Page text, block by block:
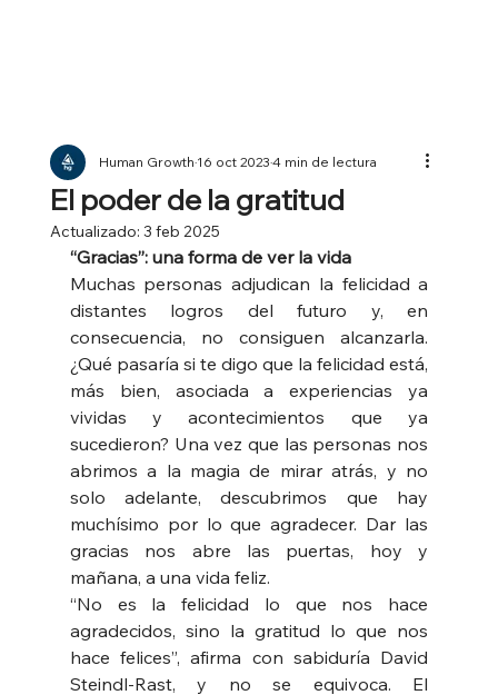
El poder de la gratitud
Human Growth16 oct 20234 min de lectura
Actualizado: 3 feb 2025
“Gracias”: una forma de ver la vida
Muchas personas adjudican la felicidad a
distantes logros del futuro y, en
consecuencia, no consiguen alcanzarla.
¿Qué pasaría si te digo que la felicidad está,
más bien, asociada a experiencias ya
vividas y acontecimientos que ya
sucedieron? Una vez que las personas nos
abrimos a la magia de mirar atrás, y no
solo adelante, descubrimos que hay
muchísimo por lo que agradecer. Dar las
gracias nos abre las puertas, hoy y
mañana, a una vida feliz.
“No es la felicidad lo que nos hace
agradecidos, sino la gratitud lo que nos
hace felices”, afirma con sabiduría David
Steindl-Rast, y no se equivoca. El